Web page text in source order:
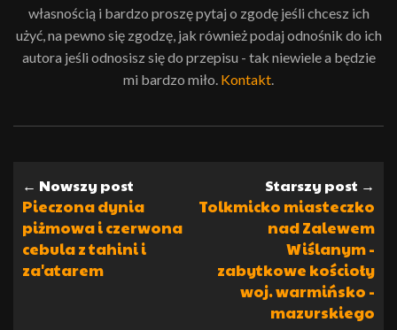
własnością i bardzo proszę pytaj o zgodę jeśli chcesz ich
użyć, na pewno się zgodzę, jak również podaj odnośnik do ich
autora jeśli odnosisz się do przepisu - tak niewiele a będzie
mi bardzo miło. Kontakt.
← Nowszy post
Pieczona dynia
piżmowa i czerwona
cebula z tahini i
za'atarem
Starszy post →
Tolkmicko miasteczko
nad Zalewem
Wiślanym -
zabytkowe kościoły
woj. warmińsko -
mazurskiego